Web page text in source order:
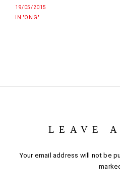
19/05/2015
IN "ONG"
LEAVE
Your email address will not be